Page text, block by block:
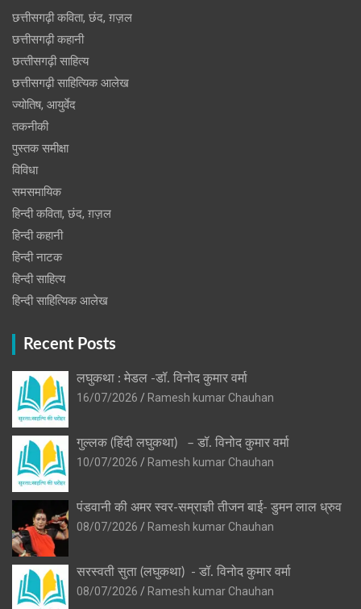
छत्तीसगढ़ी कविता, छंद, ग़ज़ल
छत्तीसगढ़ी कहानी
छत्‍तीसगढ़ी साहित्‍य
छत्तीसगढ़ी साहित्यिक आलेख
ज्योतिष, आयुर्वेद
तकनीकी
पुस्‍तक समीक्षा
विविधा
समसमायिक
हिन्दी कविता, छंद, ग़ज़ल
हिन्दी कहानी
हिन्‍दी नाटक
हिन्दी साहित्य
हिन्दी साहित्यिक आलेख
Recent Posts
लघुकथा : मेडल -डॉ. विनोद कुमार वर्मा
16/07/2026
Ramesh kumar Chauhan
गुल्लक (हिंदी लघुकथा) – डॉ. विनोद कुमार वर्मा
10/07/2026
Ramesh kumar Chauhan
पंडवानी की अमर स्वर-सम्राज्ञी तीजन बाई- डुमन लाल ध्रुव
08/07/2026
Ramesh kumar Chauhan
सरस्वती सुता (लघुकथा) ​- डॉ. विनोद कुमार वर्मा
08/07/2026
Ramesh kumar Chauhan